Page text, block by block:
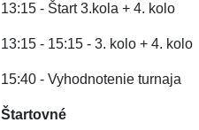
13:15 - Štart 3.kola + 4. kolo
13:15 - 15:15 - 3. kolo + 4. kolo
15:40 - Vyhodnotenie turnaja
Štartovné